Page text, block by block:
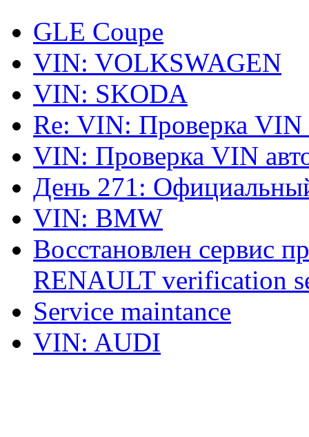
GLE Coupe
VIN: VOLKSWAGEN
VIN: SKODA
Re: VIN: Проверка VIN
VIN: Проверка VIN
День 271:
VIN: BMW
Восстановлен сервис
RENAULT verification
Service maintance
VIN: AUDI